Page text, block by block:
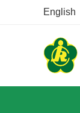
English